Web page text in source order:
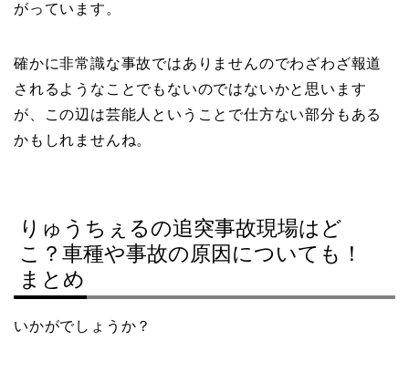
がっています。
確かに非常識な事故ではありませんのでわざわざ報道
されるようなことでもないのではないかと思います
が、この辺は芸能人ということで仕方ない部分もある
かもしれませんね。
りゅうちぇるの追突事故現場はど
こ？車種や事故の原因についても！
まとめ
いかがでしょうか？